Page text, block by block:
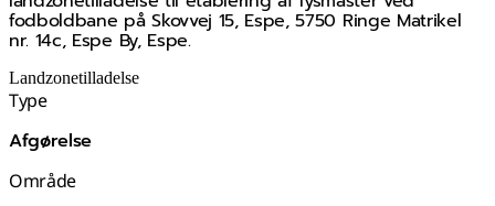
fodboldbane på Skovvej 15, Espe, 5750 Ringe Matrikel
nr. 14c, Espe By, Espe.
Landzonetilladelse
Type
Afgørelse
Område